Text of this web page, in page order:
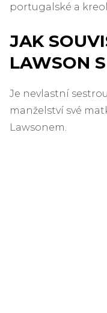
portugalské a
JAK
LAWSON
Je nevlastní
manželství své
Lawsonem.